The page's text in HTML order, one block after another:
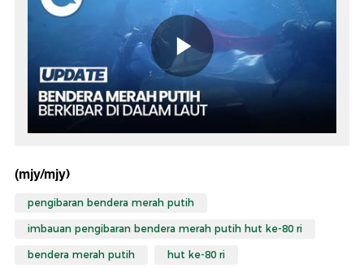
(mjy/mjy)
pengibaran bendera merah putih
imbauan pengibaran bendera merah putih hut ke-80 ri
bendera merah putih hut ke-80 ri